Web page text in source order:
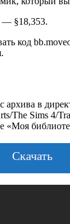
— §18,353.
код
архива в
The Sims 4/
«Моя
Скачать